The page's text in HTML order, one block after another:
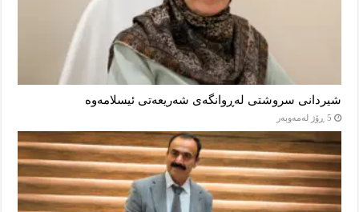
شیردانی سروشتی لەڕوانگەی شەریعەتی ئیسلامەوە
5 ڕۆژ لەمەوبەر